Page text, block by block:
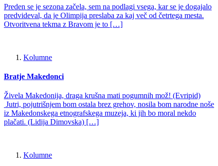
Preden se je sezona začela, sem na podlagi vsega, kar se je dogajalo
predvideval, da je Olimpija preslaba za kaj več od četrtega mesta.
Otvoritvena tekma z Bravom je to […]
Kolumne
Bratje Makedonci
Živela Makedonija, draga krušna mati pogumnih mož! (Evripid)
Jutri, pojutrišnjem bom ostala brez grehov, nosila bom narodne noše
iz Makedonskega etnografskega muzeja, ki jih bo moral nekdo
plačati. (Lidija Dimovska) […]
Kolumne